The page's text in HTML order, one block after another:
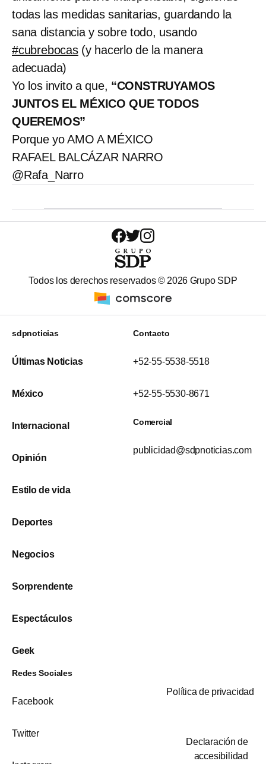
todas las medidas sanitarias, guardando la
sana distancia y sobre todo, usando
#cubrebocas(y hacerlo de la manera
adecuada)
Yo los invito a que, “CONSTRUYAMOS
JUNTOS EL MÉXICO QUE TODOS
QUEREMOS”
Porque yo AMO A MÉXICO
RAFAEL BALCÁZAR NARRO
@Rafa_Narro
Todos los derechos reservados © 2026 Grupo SDP
sdpnoticias
Últimas Noticias
México
Internacional
Opinión
Estilo de vida
Deportes
Negocios
Sorprendente
Espectáculos
Geek
Contacto
+52-55-5538-5518
+52-55-5530-8671
Comercial
publicidad@sdpnoticias.com
Redes Sociales
Facebook
Twitter
Política de privacidad
Declaración de
accesibilidad